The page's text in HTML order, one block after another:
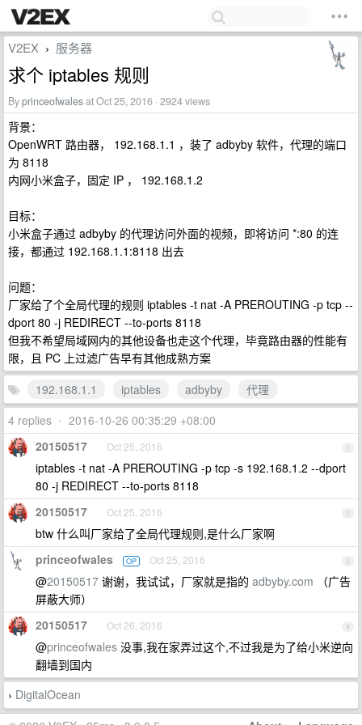
V2EX › 服务器
求个 iptables 规则
Byprinceofwalesat Oct 25, 2016 · 2924 views
背景：
OpenWRT 路由器， 192.168.1.1 ，装了 adbyby 软件，代理的端口
为 8118
内网小米盒子，固定 IP ， 192.168.1.2
目标：
小米盒子通过 adbyby 的代理访问外面的视频，即将访问 *:80 的连
接，都通过 192.168.1.1:8118 出去
问题：
厂家给了个全局代理的规则 iptables -t nat -A PREROUTING -p tcp --
dport 80 -j REDIRECT --to-ports 8118
但我不希望局域网内的其他设备也走这个代理，毕竟路由器的性能有
限，且 PC 上过滤广告早有其他成熟方案
192.168.1.1
iptables adbyby
代理
4 replies • 2016-10-26 00:35:29 +08:00
1
20150517 Oct 25, 2016
iptables -t nat -A PREROUTING -p tcp -s 192.168.1.2 --dport
80 -j REDIRECT --to-ports 8118
2
20150517 Oct 25, 2016
btw 什么叫厂家给了全局代理规则,是什么厂家啊
3
princeofwales OP Oct 25, 2016
@20150517 谢谢，我试试，厂家就是指的 adbyby.com （广告
屏蔽大师）
4
20150517 Oct 26, 2016
@princeofwales 没事,我在家弄过这个,不过我是为了给小米逆向
翻墙到国内
› DigitalOcean